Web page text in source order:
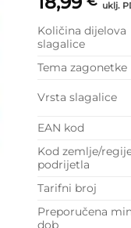
uklj.
Količina dijelova
slagalice
Tema zagonetke
Vrsta slagalice
EAN kod
Kod zemlje/
podrijetla
Tarifni broj
Preporučena
dob